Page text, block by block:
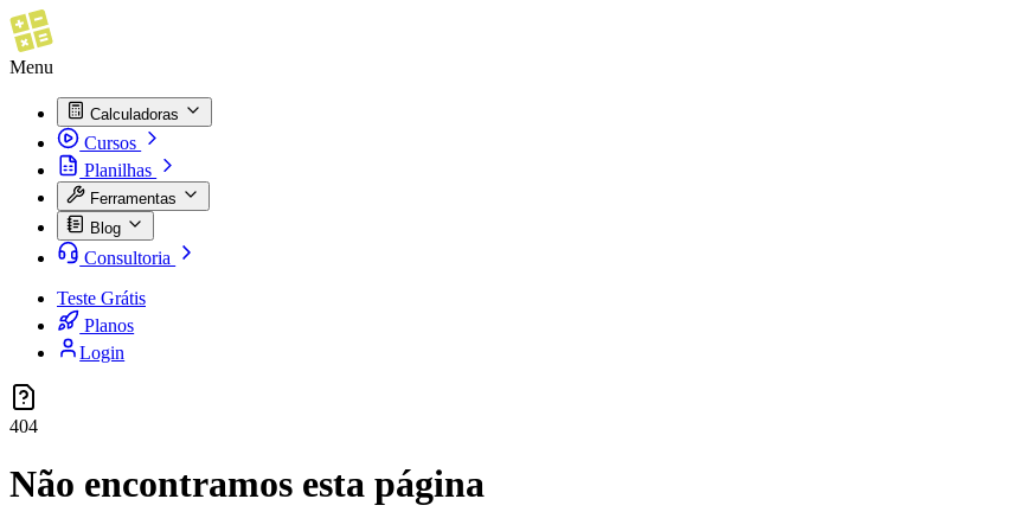
Menu
Calculadoras
Cursos
Planilhas
Ferramentas
Blog
Consultoria
Teste Grátis
Planos
Login
404
Não encontramos esta página